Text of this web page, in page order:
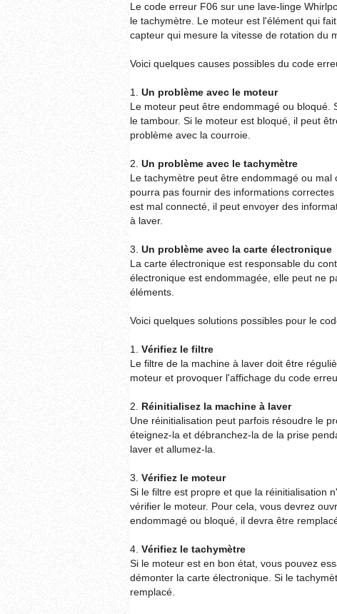
Le code erreur F06 sur une lave-linge
le tachymètre. Le moteur est l'élément qui
capteur qui mesure la vitesse de rotation du
Voici quelques causes possibles du code
1. Un problème avec le moteur
Le moteur peut être endommagé ou
le tambour. Si le moteur est bloqué, il peut
problème avec la courroie.
2. Un problème avec le tachymètre
Le tachymètre peut être endommagé ou
pourra pas fournir des informations
est mal connecté, il peut envoyer des
à laver.
3. Un problème avec la carte électronique
La carte électronique est responsable du
électronique est endommagée, elle peut ne
éléments.
Voici quelques solutions possibles pour le
1. Vérifiez le filtre
Le filtre de la machine à laver doit être
moteur et provoquer l'affichage du code
2. Réinitialisez la machine à laver
Une réinitialisation peut parfois résoudre le
éteignez-la et débranchez-la de la prise
laver et allumez-la.
3. Vérifiez le moteur
Si le filtre est propre et que la réinitialisation
vérifier le moteur. Pour cela, vous devrez
endommagé ou bloqué, il devra être
4. Vérifiez le tachymètre
Si le moteur est en bon état, vous pouvez
démonter la carte électronique. Si le
remplacé.